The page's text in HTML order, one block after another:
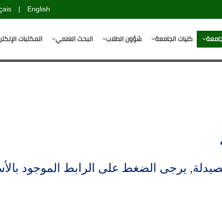
English
|
كليات الجامعة شؤون الطلاب البحث العلمي المكتبات
يرجى الضغط على الرابط الموجود